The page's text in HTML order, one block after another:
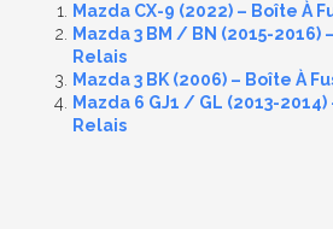
Mazda CX-9 (2022) – Boîte À
Mazda 3 BM / BN (2015-2016)
Relais
Mazda 3 BK (2006) – Boîte À
Mazda 6 GJ1 / GL (2013-
Relais